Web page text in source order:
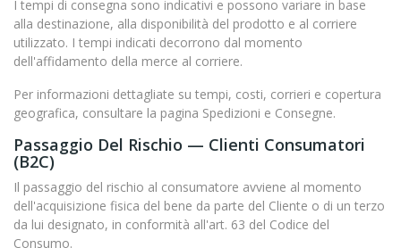
I tempi di consegna sono indicativi e possono variare in base
alla destinazione, alla disponibilità del prodotto e al corriere
utilizzato. I tempi indicati decorrono dal momento
dell'affidamento della merce al corriere.
Per informazioni dettagliate su tempi, costi, corrieri e copertura
geografica, consultare la pagina Spedizioni e Consegne.
Passaggio Del Rischio — Clienti Consumatori
(B2C)
Il passaggio del rischio al consumatore avviene al momento
dell'acquisizione fisica del bene da parte del Cliente o di un terzo
da lui designato, in conformità all'art. 63 del Codice del
Consumo.